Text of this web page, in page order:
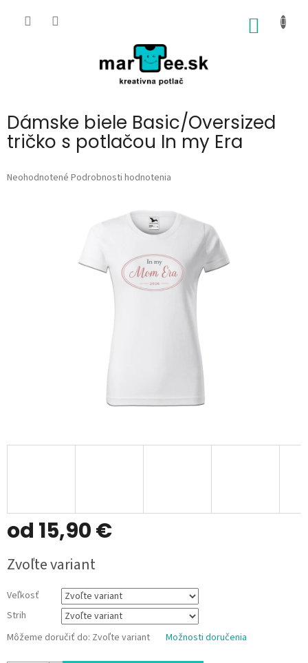
Dámske biele Basic/Oversized
tričko s potlačou In my Era
Priemerné
Neohodnotené Podrobnosti hodnotenia
od 15,90 €
cena:
Zvoľte variant
Veľkosť
Strih
Môžeme doručiť do: Zvoľte variant Možnosti doručenia